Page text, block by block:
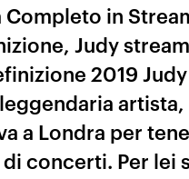
Completo in
Judy
2019 Judy
artista,
a Londra per
concerti. Per lei